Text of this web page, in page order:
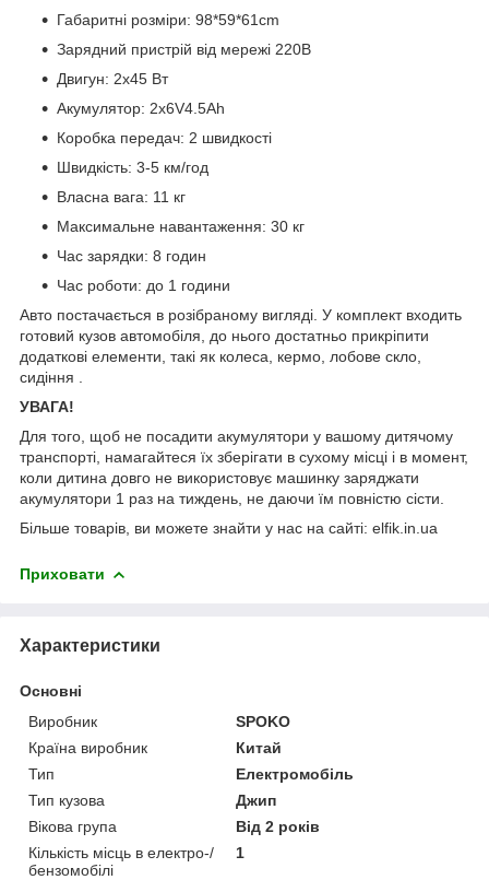
Габаритні розміри: 98*59*61cm
Зарядний пристрій від мережі 220В
Двигун: 2x45 Вт
Акумулятор: 2x6V4.5Ah
Коробка передач: 2 швидкості
Швидкість: 3-5 км/год
Власна вага: 11 кг
Максимальне навантаження: 30 кг
Час зарядки: 8 годин
Час роботи: до 1 години
Авто постачається в розібраному вигляді. У комплект входить
готовий кузов автомобіля, до нього достатньо прикріпити
додаткові елементи, такі як колеса, кермо, лобове скло,
сидіння .
УВАГА!
Для того, щоб не посадити акумулятори у вашому дитячому
транспорті, намагайтеся їх зберігати в сухому місці і в момент,
коли дитина довго не використовує машинку заряджати
акумулятори 1 раз на тиждень, не даючи їм повністю сісти.
Більше товарів, ви можете знайти у нас на сайті: elfik.in.ua
Приховати
Характеристики
Основні
Виробник
SPOKO
Країна виробник
Китай
Тип
Електромобіль
Тип кузова
Джип
Вікова група
Від 2 років
Кількість місць в електро-/
бензомобілі
1